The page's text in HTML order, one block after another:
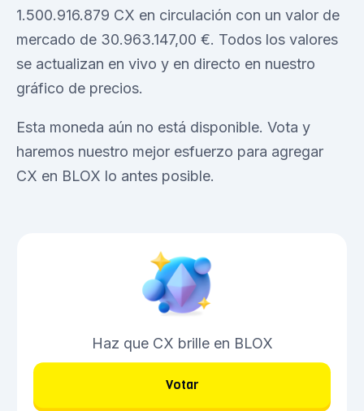
1.500.916.879 CX en circulación con un valor de
mercado de 30.963.147,00 €. Todos los valores
se actualizan en vivo y en directo en nuestro
gráfico de precios.
Esta moneda aún no está disponible. Vota y
haremos nuestro mejor esfuerzo para agregar
CX en BLOX lo antes posible.
Haz que CX brille en BLOX
Votar